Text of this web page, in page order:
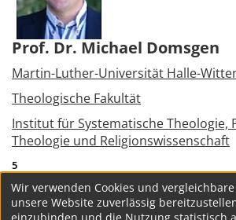
Prof. Dr. Michael Domsgen
Martin-Luther-Universität Halle-
Theologische Fakultät
Institut für Systematische Theologie,
Theologie und Religionswissenschaft
5
06099
Halle (Saale)
Tel.:
+49 345 5523040
michael.domsgen@theologie.uni-halle.de
Wir verwenden Cookies und
unsere Website zuverlässig